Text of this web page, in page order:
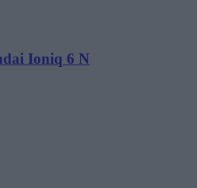
Ioniq 6 N